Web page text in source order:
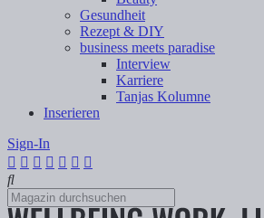
Gesundheit
Rezept & DIY
business meets paradise
Interview
Karriere
Tanjas Kolumne
Inserieren
Sign-In